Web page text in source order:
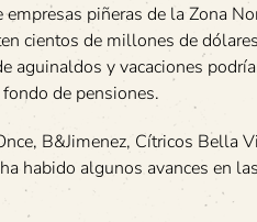
piñeras de la Zona
cientos de millones de
aguinaldos y vacaciones
de pensiones.
B&Jimenez, Cítricos Bella
habido algunos avances en las